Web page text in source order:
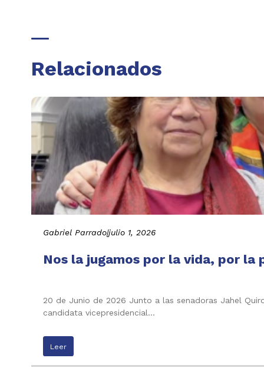
Relacionados
Gabriel Parrado|julio 1, 2026
Nos la jugamos por la vida, por
20 de Junio de 2026 Junto a las senadoras Jahel
candidata vicepresidencial…
Leer